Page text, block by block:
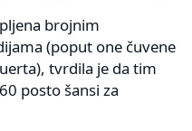
brojnim
(poput one čuvene
tvrdila je da tim
posto šansi za